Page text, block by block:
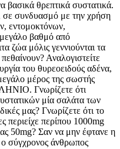
βασικά θρεπτικά συστατικά.
σε συνδυασμό με την χρήση
εντομοκτόνων,
μεγάλο βαθμό από
ζώα μόλις γεννιούνται τα
Αναλογιστείτε
του θυρεοειδούς αδένα,
μέρος της σωστής
Γνωρίζετε ότι
μία σαλάτα των
μας? Γνωρίζετε ότι το
περιείχε περίπου 1000mg
50mg? Σαν να μην έφτανε η
ο σύγχρονος άνθρωπος